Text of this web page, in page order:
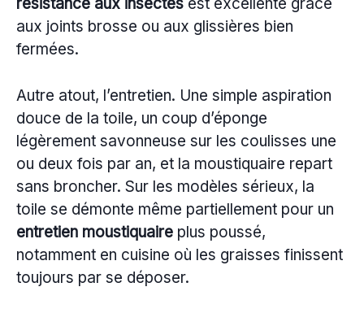
résistance aux insectes est excellente grâce
aux joints brosse ou aux glissières bien
fermées.
Autre atout, l’entretien. Une simple aspiration
douce de la toile, un coup d’éponge
légèrement savonneuse sur les coulisses une
ou deux fois par an, et la moustiquaire repart
sans broncher. Sur les modèles sérieux, la
toile se démonte même partiellement pour un
entretien moustiquaire plus poussé,
notamment en cuisine où les graisses finissent
toujours par se déposer.